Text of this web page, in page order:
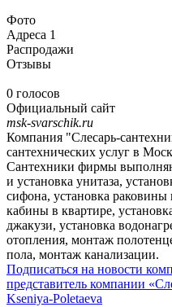
Фото
Адреса 1
Распродажи
Отзывы
0 голосов
Официальный сайт
msk-svarschik.ru
Компания "Слесарь-
сантехнических услуг в
Сантехники фирмы
и установка унитаза,
сифона, установка
кабины в квартире,
джакузи, установка
отопления, монтаж
пола, монтаж канализации.
Подписаться на новости
представитель компании
Kseniya-Poletaeva